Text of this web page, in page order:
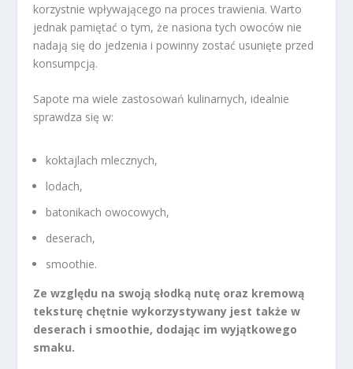
korzystnie wpływającego na proces trawienia. Warto
jednak pamiętać o tym, że nasiona tych owoców nie
nadają się do jedzenia i powinny zostać usunięte przed
konsumpcją.
Sapote ma wiele zastosowań kulinarnych, idealnie
sprawdza się w:
koktajlach mlecznych,
lodach,
batonikach owocowych,
deserach,
smoothie.
Ze względu na swoją słodką nutę oraz kremową
teksturę chętnie wykorzystywany jest także w
deserach i smoothie, dodając im wyjątkowego
smaku.